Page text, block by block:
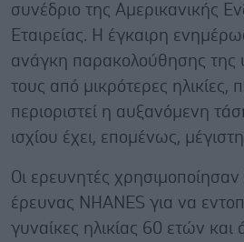
συνέδριο της Αμερικανικής
Εταιρείας. Η έγκαιρη
ανάγκη παρακολούθησης της
τους από μικρότερες ηλικίες,
περιοριστεί η αυξανόμενη
ισχίου έχει, επομένως,
Οι ερευνητές
έρευνας NHANES για να
γυναίκες ηλικίας 60 ετών